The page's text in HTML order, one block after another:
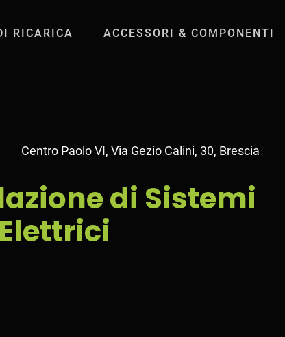
RICARICA ACCESSORI & COMPONENTI
Centro Paolo VI, Via Gezio Calini, 30, Brescia
di Sistemi